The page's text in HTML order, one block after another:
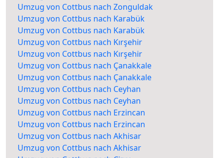
Umzug von Cottbus nach Zonguldak
Umzug von Cottbus nach Karabük
Umzug von Cottbus nach Karabük
Umzug von Cottbus nach Kırşehir
Umzug von Cottbus nach Kırşehir
Umzug von Cottbus nach Çanakkale
Umzug von Cottbus nach Çanakkale
Umzug von Cottbus nach Ceyhan
Umzug von Cottbus nach Ceyhan
Umzug von Cottbus nach Erzincan
Umzug von Cottbus nach Erzincan
Umzug von Cottbus nach Akhisar
Umzug von Cottbus nach Akhisar